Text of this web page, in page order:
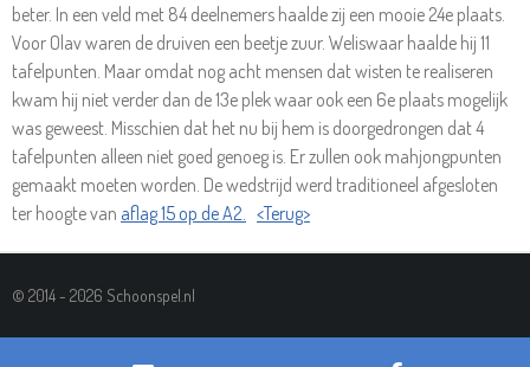
beter. In een veld met 84 deelnemers haalde zij een mooie 24e plaats.
Voor Olav waren de druiven een beetje zuur. Weliswaar haalde hij 11
tafelpunten. Maar omdat nog acht mensen dat wisten te realiseren
kwam hij niet verder dan de 13e plek waar ook een 6e plaats mogelijk
was geweest. Misschien dat het nu bij hem is doorgedrongen dat 4
tafelpunten alleen niet goed genoeg is. Er zullen ook mahjongpunten
gemaakt moeten worden. De wedstrijd werd traditioneel afgesloten
ter hoogte van aflag 15 op de A2. <Terug>
© 2014 - 2026 Schoonspel.nl